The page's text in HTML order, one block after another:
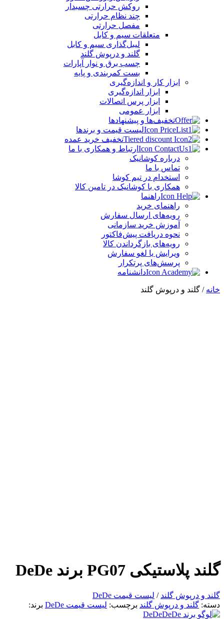
روکش حرارتی چسبدار
چند نظام حرارتی
مفصل حرارتی
متعلقات سیم و کابل
لیبل‌گذاری سیم و کابل
گلند و درپوش گلند
چسب برق و نوار آپارات
بست کمربندی و پایه
ابزار کار و اندازه‌گیری
ابزار اندازه‌گیری
ابزار پرس اتصالات
ابزار عمومی
تخفیف‌ها و پیشنهادها
لیست قیمت و برندها
تخفیف خرید عمده
ارتباط و همکاری با ما
درباره کوشانیک
تماس با ما
استخدام در تیم کوشا
همکاری با کوشانیک در تامین کالا
راهنما
راهنمای خرید
رویه‌های ارسال سفارش
آموزش خرید سازمانی
نحوه دریافت پیش‌فاکتور
رویه‌های بازگرداندن کالا
ویرایش یا لغو سفارش
پرسش‌های پرتکرار
دانشنامه
خانه / گلند و درپوش گلند
گلند پلاستیکی PG07 برند DeDe
گلند و درپوش گلند / لیست قیمت DeDe
دسته: گلند و درپوش گلند برچسب: لیست قیمت DeDe
برند:
DeDe